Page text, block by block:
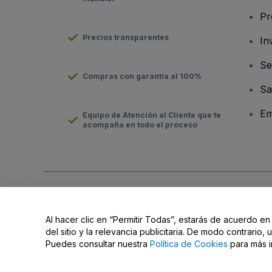
Precios transparentes
Compras con garantía al 100%
Equipo de Atención al Cliente que te
acompaña en todo el proceso
No compartir mi información personal/Tus opciones de
Al hacer clic en “Permitir Todas”, estarás de acuerdo
del sitio y la relevancia publicitaria. De modo contrario,
Puedes consultar nuestra Política de Cookies para más